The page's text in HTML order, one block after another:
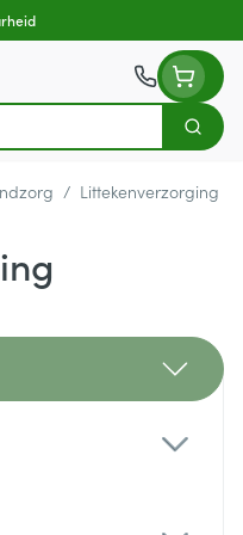
Zoek
/ Littekenverzorging